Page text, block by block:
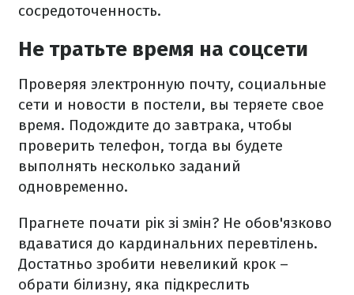
сосредоточенность.
Не тратьте время на соцсети
Проверяя электронную почту, социальные
сети и новости в постели, вы теряете свое
время. Подождите до завтрака, чтобы
проверить телефон, тогда вы будете
выполнять несколько заданий
одновременно.
Прагнете почати рік зі змін? Не обов'язково
вдаватися до кардинальних перевтілень.
Достатньо зробити невеликий крок –
обрати білизну, яка підкреслить